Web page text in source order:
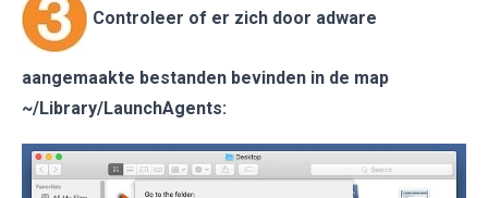
Controleer of er zich door adware
aangemaakte bestanden bevinden in de map
~/Library/LaunchAgents: